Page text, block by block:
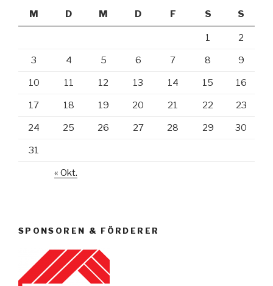
M
D M D F S S
1 2
3 4 5 6 7 8 9
10 11 12 13 14 15 16
17 18 19 20 21 22 23
24 25 26 27 28 29 30
31
« Okt.
SPONSOREN & FÖRDERER